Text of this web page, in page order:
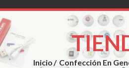
Inicio Confección En